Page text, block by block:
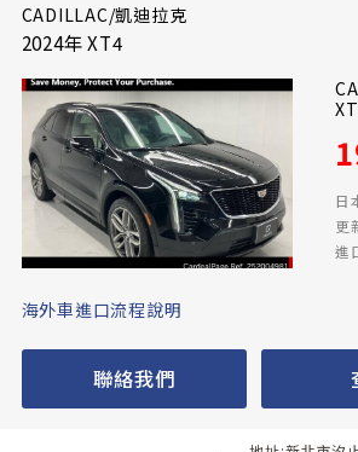
CADILLAC/凱迪拉克
2024年 XT4
日
更
進
海外車進口流程說明
聯絡我們